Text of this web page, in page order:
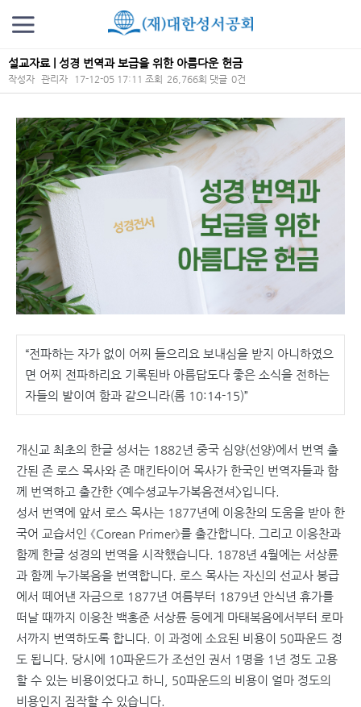
설교자료 | 성경 번역과 보급을 위한 아름다운 헌금
작성자 관리자 17-12-05 17:11 조회 26,766회 댓글 0건
본문
“전파하는 자가 없이 어찌 들으리요 보내심을 받지 아니하였으
면 어찌 전파하리요 기록된바 아름답도다 좋은 소식을 전하는
자들의 발이여 함과 같으니라(롬 10:14-15)”
개신교 최초의 한글 성서는 1882년 중국 심양(선양)에서 번역 출
간된 존 로스 목사와 존 매킨타이어 목사가 한국인 번역자들과 함
께 번역하고 출간한 <예수셩교누가복음젼셔>입니다.
성서 번역에 앞서 로스 목사는 1877년에 이응찬의 도움을 받아 한
국어 교습서인 《Corean Primer》를 출간합니다. 그리고 이응찬과
함께 한글 성경의 번역을 시작했습니다. 1878년 4월에는 서상륜
과 함께 누가복음을 번역합니다. 로스 목사는 자신의 선교사 봉급
에서 떼어낸 자금으로 1877년 여름부터 1879년 안식년 휴가를
떠날 때까지 이응찬 백홍준 서상륜 등에게 마태복음에서부터 로마
서까지 번역하도록 합니다. 이 과정에 소요된 비용이 50파운드 정
도 됩니다. 당시에 10파운드가 조선인 권서 1명을 1년 정도 고용
할 수 있는 비용이었다고 하니, 50파운드의 비용이 얼마 정도의
비용인지 짐작할 수 있습니다.